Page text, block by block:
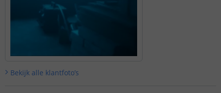
Bekijk alle klantfoto’s